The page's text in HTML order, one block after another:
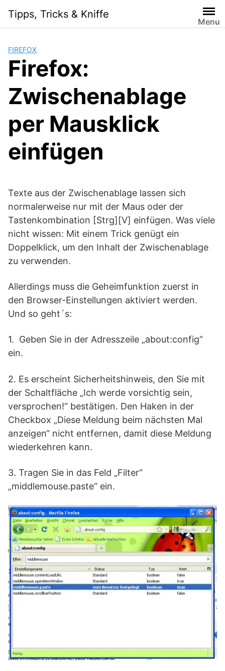
content
Tipps, Tricks & Kniffe
Menu
FIREFOX
Firefox:
Zwischenablage
per Mausklick
einfügen
Texte aus der Zwischenablage lassen sich
normalerweise nur mit der Maus oder der
Tastenkombination [Strg][V] einfügen. Was viele
nicht wissen: Mit einem Trick genügt ein
Doppelklick, um den Inhalt der Zwischenablage
zu verwenden.
Allerdings muss die Geheimfunktion zuerst in
den Browser-Einstellungen aktiviert werden.
Und so geht´s:
1. Geben Sie in der Adresszeile „about:config“
ein.
2. Es erscheint Sicherheitshinweis, den Sie mit
der Schaltfläche „Ich werde vorsichtig sein,
versprochen!“ bestätigen. Den Haken in der
Checkbox „Diese Meldung beim nächsten Mal
anzeigen“ nicht entfernen, damit diese Meldung
wiederkehren kann.
3. Tragen Sie in das Feld „Filter“
„middlemouse.paste“ ein.